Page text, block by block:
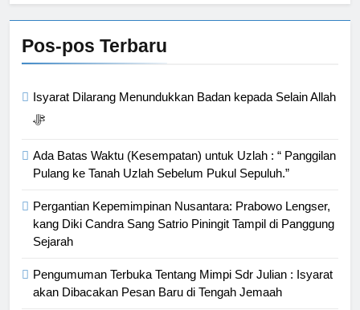
Pos-pos Terbaru
Isyarat Dilarang Menundukkan Badan kepada Selain Allah
ﷻ
Ada Batas Waktu (Kesempatan) untuk Uzlah : “ Panggilan
Pulang ke Tanah Uzlah Sebelum Pukul Sepuluh.”
Pergantian Kepemimpinan Nusantara: Prabowo Lengser,
kang Diki Candra Sang Satrio Piningit Tampil di Panggung
Sejarah
Pengumuman Terbuka Tentang Mimpi Sdr Julian : Isyarat
akan Dibacakan Pesan Baru di Tengah Jemaah